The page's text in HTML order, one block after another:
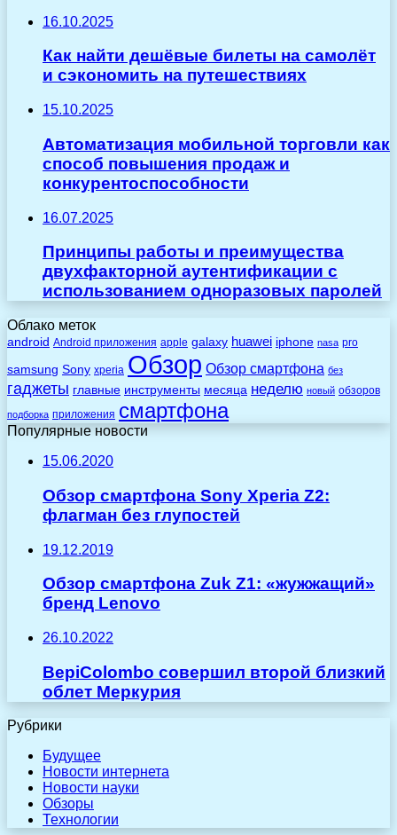
16.10.2025
Как найти дешёвые билеты на самолёт
и сэкономить на путешествиях
15.10.2025
Автоматизация мобильной торговли как
способ повышения продаж и
конкурентоспособности
16.07.2025
Принципы работы и преимущества
двухфакторной аутентификации с
использованием одноразовых паролей
Облако меток
android Android приложения apple galaxy huawei iphone nasa pro
samsung Sony xperia Обзор Обзор смартфона без
гаджеты главные инструменты месяца неделю новый обзоров
подборка приложения смартфона
Популярные новости
15.06.2020
Обзор смартфона Sony Xperia Z2:
флагман без глупостей
19.12.2019
Обзор смартфона Zuk Z1: «жужжащий»
бренд Lenovo
26.10.2022
BepiColombo совершил второй близкий
облет Меркурия
Рубрики
Будущее
Новости интернета
Новости науки
Обзоры
Технологии